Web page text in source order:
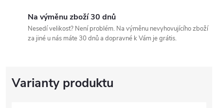
Na výměnu zboží 30 dnů
Nesedí velikost? Není problém. Na výměnu nevyhovujícího zboží
za jiné u nás máte 30 dnů a dopravné k Vám je grátis.